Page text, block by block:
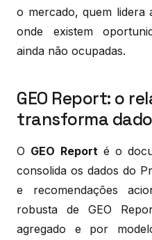
o mercado, quem lidera
onde existem
ainda não ocupadas.
GEO Report: o
transforma
O GEO Report é o
consolida os dados do
e recomendações
robusta de GEO
agregado e por